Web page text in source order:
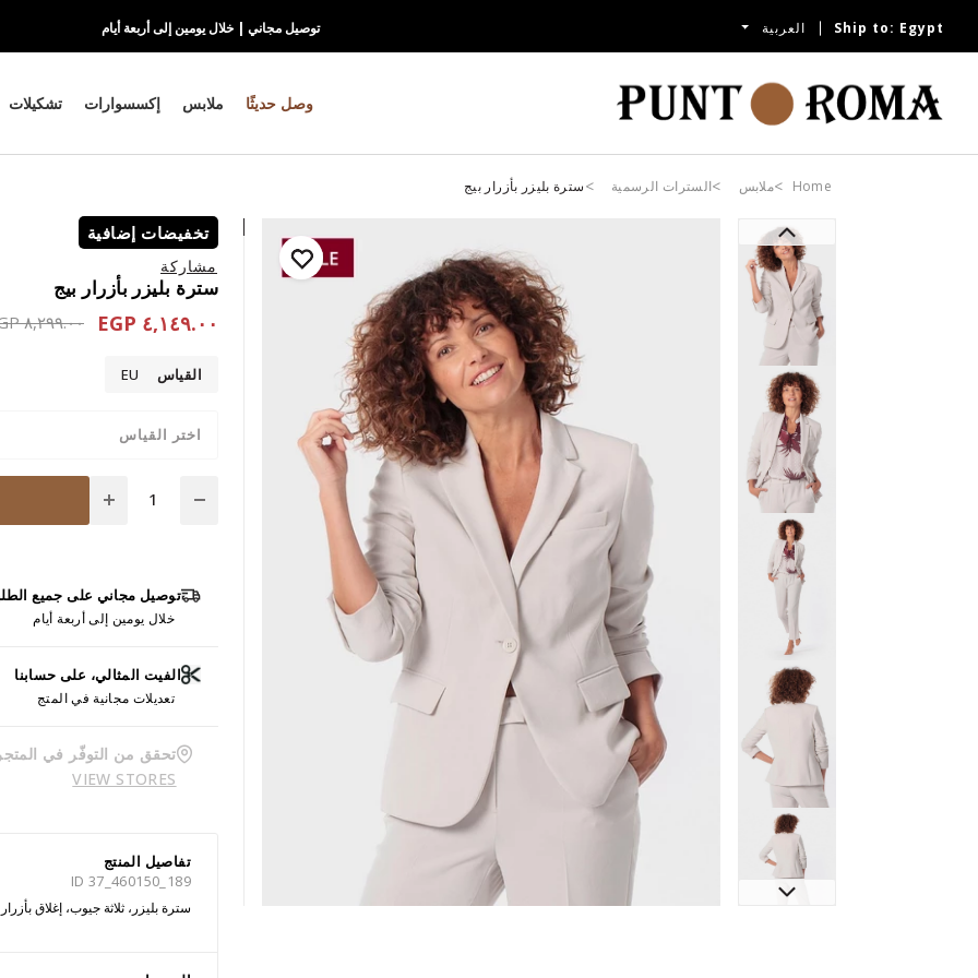
Ship to: Egypt العربية توصيل مجاني | خلال يومين إلى أربعة أيام
وصل حديثًا ملابس إكسسوارات تشكيلات
Home ملابس السترات الرسمية سترة بليزر بأزرار بيج
تخفيضات إضافية
مشاركة
سترة بليزر بأزرار بيج
٤,١٤٩.٠٠ EGP from
٨,٢٩٩.٠٠ EGP
القياس EU
اختر القياس
توصيل مجاني على جميع
خلال يومين إلى أربعة أيام
الفيت المثالي، على حسابنا
تعديلات مجانية في المتج
تحقق من التوفّر في المتجر
VIEW STORES
تفاصيل المنتج
ID 37_460150_189
سترة بليزر، ثلاثة جيوب، إغلاق